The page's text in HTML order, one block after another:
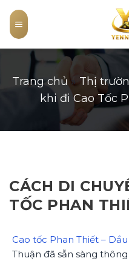
content
Trang chủ »Thị
khi đi Cao Tốc
CÁCH DI
TỐC PHAN
Cao tốc Phan Thiết – Dầu
Thuận đã sẵn sàng